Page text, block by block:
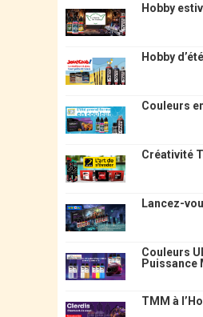
Hobby
Hobby d’été
Couleurs
Créativité
Lancez-
Couleurs
Puissance
TMM à